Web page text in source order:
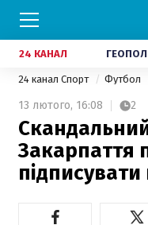
24 КАНАЛ
24 канал Спорт Футбол
13 лютого, 16:08 2
Закарпаття